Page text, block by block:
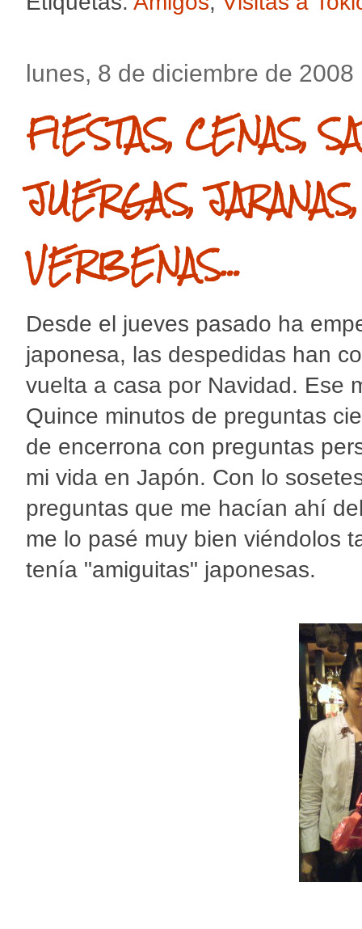
lunes, 8 de diciembre de 2008
FIESTAS, CENAS,
JUERGAS,
VERBENAS...
Desde el jueves pasado ha
japonesa, las despedidas han
vuelta a casa por Navidad. Ese
Quince minutos de preguntas
de encerrona con preguntas
mi vida en Japón. Con lo
preguntas que me hacían ahí
me lo pasé muy bien viéndolos
tenía "amiguitas" japonesas.